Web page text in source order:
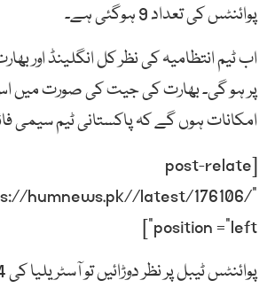
پوائنٹس کی تعداد 9 ہوگئی ہے۔
اب ٹیم انتظامیہ کی نظر کل انگلینڈ اور
پر ہو گی۔ بھارت کی جیت کی صورت میں
امکانات ہوں گے کہ پاکستانی ٹیم سیمی
[post-relate
humnews.pk//latest/176106/”
position =”left”]